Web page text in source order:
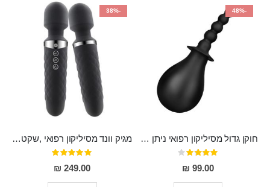
-48%
חוקן גדול מסיליקון רפואי ניתן לשימוש גם כפלאג וגם כחרוזים אנאלים
דירוג:
80%
99.00 ₪
-38%
מגיק וונד מסיליקון רפואי ,שקט במיוחד, נטען בעל 10 מהירויות שונות "Erna"
דירוג:
100%
249.00 ₪